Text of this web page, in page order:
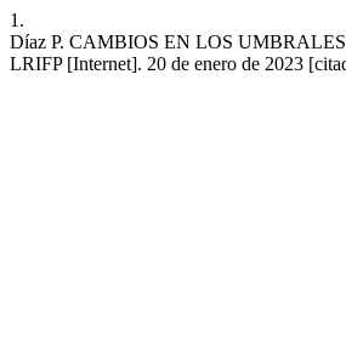
1.
Díaz P. CAMBIOS EN LOS
LRIFP [Internet]. 20 de enero de 2023